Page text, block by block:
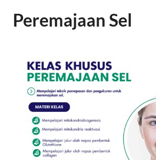
Peremajaan Sel